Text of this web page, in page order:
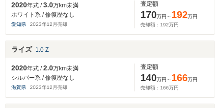
2020年式 /3.0万km未満
ホワイト系 / 修復歴なし
愛知県 2023年12 月売却
査定額
170万円～ 192万円
売却額： 192万円
ライズ 1.0 Z
2020年式 /2.0万km未満
シルバー系 / 修復歴なし
滋賀県 2023年12 月売却
査定額
140万円～ 166万円
売却額： 166万円